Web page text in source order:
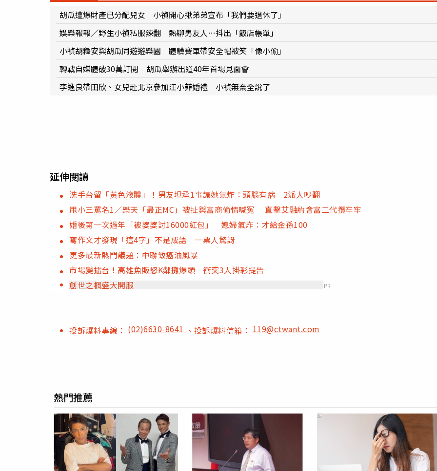
胡瓜遭爆財產已分配兒女 小禎開心揪弟弟宣布「我們要退休了」
娛樂報報／野生小禎私服辣翻 熱聊男友人…抖出「飯店帳單」
小禎胡釋安與胡瓜同遊遊樂園 體驗賽車帶安全帽被笑「像小偷」
轉戰自媒體破30萬訂閱 胡瓜舉辦出道40年首場見面會
李進良帶田欣、女兒赴北京參加汪小菲婚禮 小禎無奈全說了
延伸閱讀
洗手台留「黃色液體」！男友坦承1事讓她氣炸：頭腦有病 2派人吵翻
甩小三罵名1／樂天「最正MC」被扯與富商偷情喊冤 直擊艾融約會富二代攬牢牢
婚後第一次過年「被婆婆討16000紅包」 媳婦氣炸：才給金孫100
寫作文才發現「這4字」不是成語 一票人驚訝
更多最新熱門議題：中聯致癌油風暴
市場變擂台！高雄魚販怒K鄰攤爆頭 衝突3人掛彩提告
創世之楓盛大開服
PR
投訴爆料專線： (02)6630-8641 、投訴爆料信箱：119@ctwant.com
熱門推薦
PR